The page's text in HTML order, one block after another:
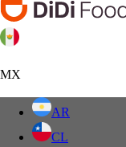
MX
AR
CL